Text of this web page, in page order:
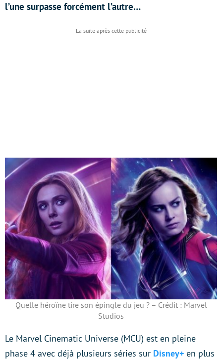
l’une surpasse forcément l’autre…
Quelle héroïne tire son épingle du jeu ? – Crédit : Marvel
Studios
Le Marvel Cinematic Universe (MCU) est en pleine
phase 4 avec déjà plusieurs séries sur Disney+ en plus